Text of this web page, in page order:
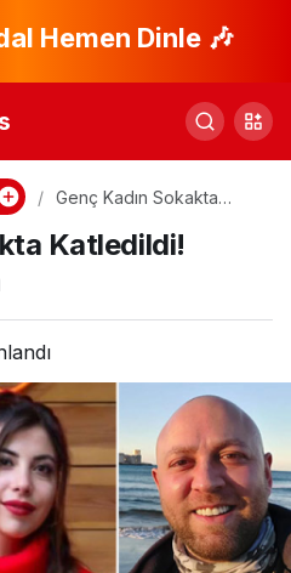
Hemen Dinle 🎶
Genç Kadın Sokakta
Ceza
Katledildi!
Paylaş